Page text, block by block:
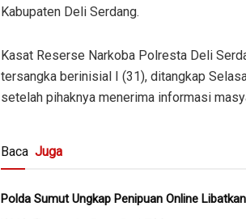
Kabupaten Deli Serdang.
Kasat Reserse Narkoba Polresta Deli
tersangka berinisial I (31), ditangkap
setelah pihaknya menerima informasi
Baca Juga
Polda Sumut Ungkap Penipuan Online